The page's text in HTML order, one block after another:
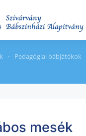
Pedagógiai bábjátékok
mesék